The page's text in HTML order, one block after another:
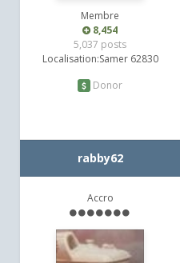
Membre
8,454
5,037 posts
Localisation:Samer 62830
Donor
rabby62
Accro